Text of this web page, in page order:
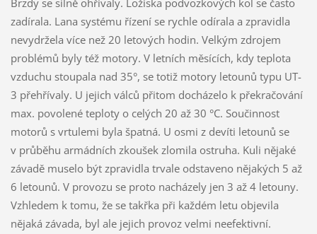
Brzdy se silně ohřívaly. Ložiska podvozkových kol se často
zadírala. Lana systému řízení se rychle odírala a zpravidla
nevydržela více než 20 letových hodin. Velkým zdrojem
problémů byly též motory. V letních měsících, kdy teplota
vzduchu stoupala nad 35°, se totiž motory letounů typu UT-
3 přehřívaly. U jejich válců přitom docházelo k překračování
max. povolené teploty o celých 20 až 30 °C. Součinnost
motorů s vrtulemi byla špatná. U osmi z devíti letounů se
v průběhu armádních zkoušek zlomila ostruha. Kuli nějaké
závadě muselo být zpravidla trvale odstaveno nějakých 5 až
6 letounů. V provozu se proto nacházely jen 3 až 4 letouny.
Vzhledem k tomu, že se takřka při každém letu objevila
nějaká závada, byl ale jejich provoz velmi neefektivní.